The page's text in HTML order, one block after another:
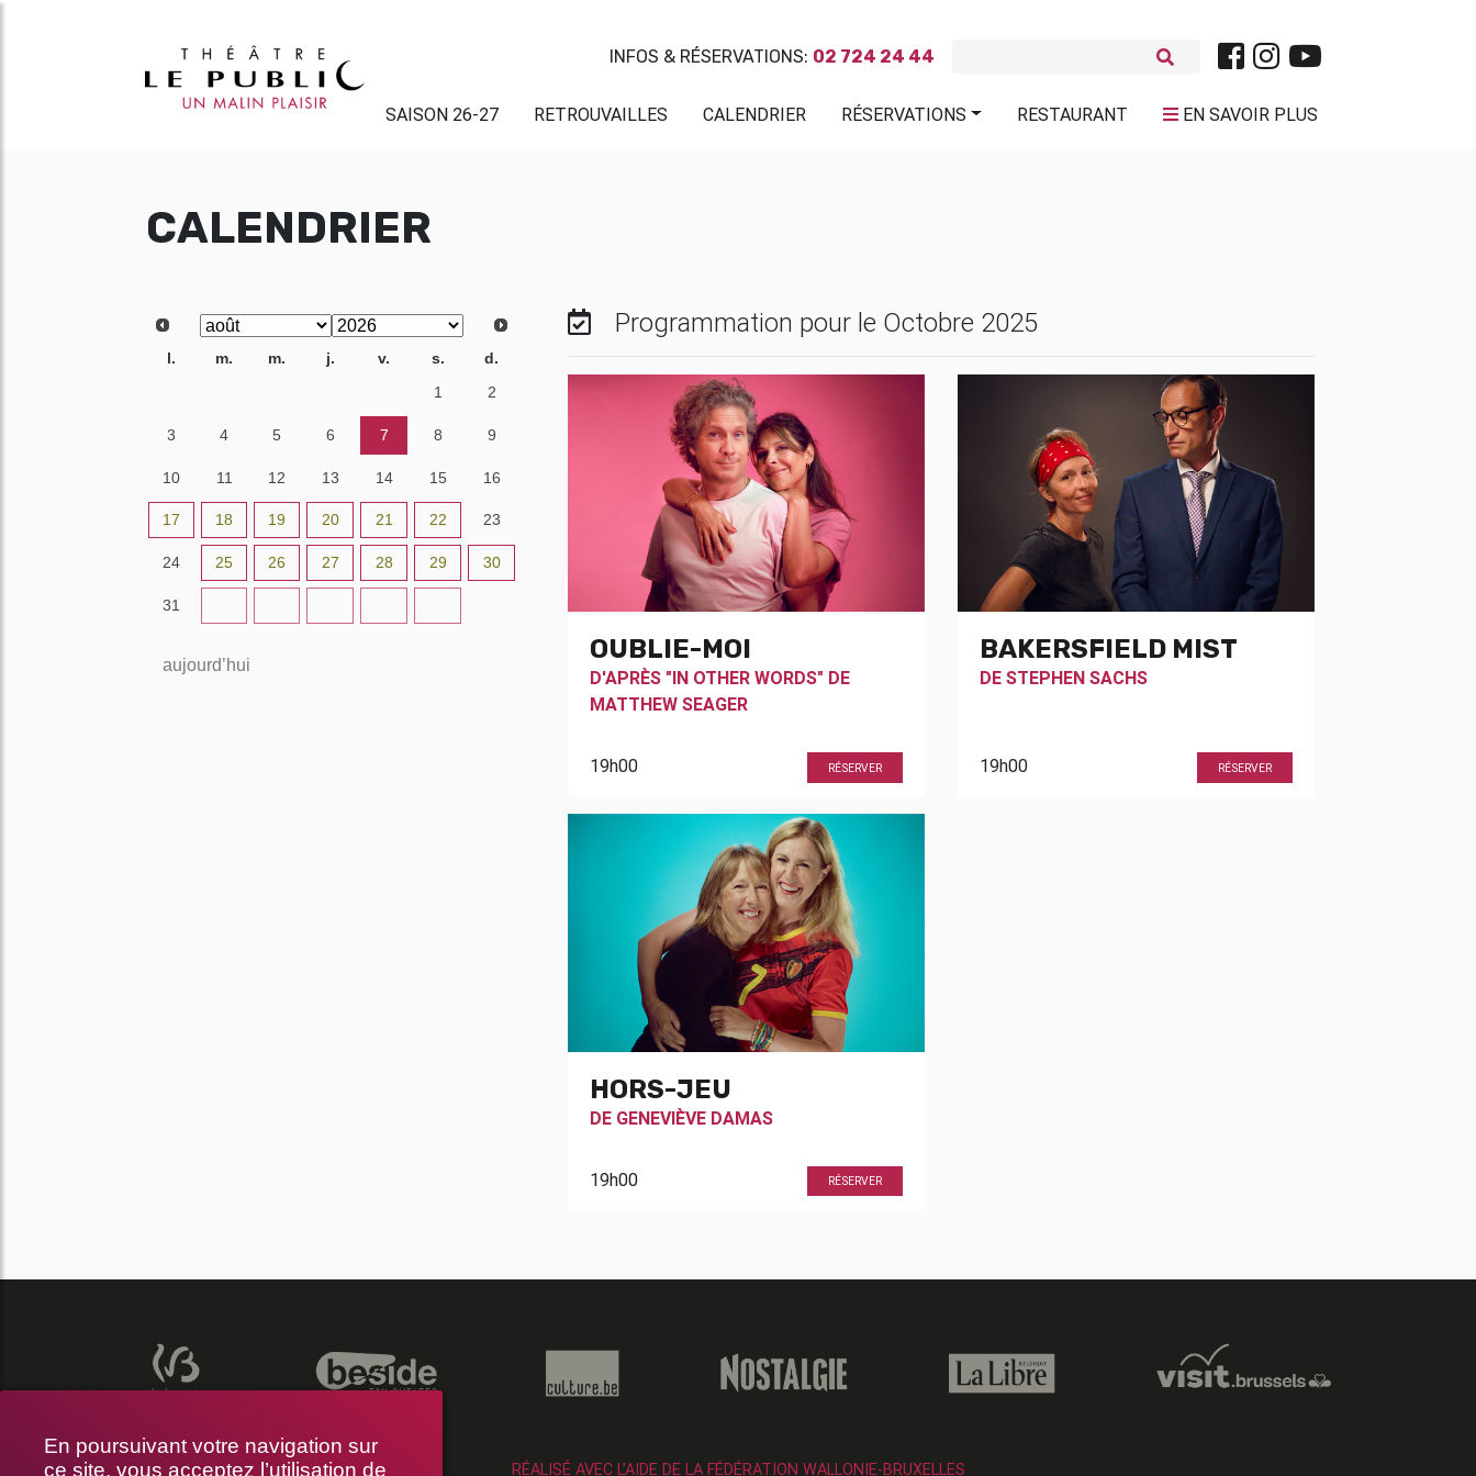
En poursuivant votre navigation sur
ce site, vous acceptez l’utilisation de
INFOS & RÉSERVATIONS: 02 724 24 44
SAISON 26-27 RETROUVAILLES CALENDRIER RÉSERVATIONS RESTAURANT EN SAVOIR PLUS
CALENDRIER
l. m. m. j. v. s.
d.
1 2
3 4 5 6 7 8 9
10 11 12 13 14 15 16
17 18 19 20 21 22 23
24 25 26 27 28 29 30
31
aujourd’hui
Programmation pour le Octobre 2025
OUBLIE-MOI
D'APRÈS "IN OTHER WORDS" DE
MATTHEW SEAGER
19h00 RÉSERVER
BAKERSFIELD MIST
DE STEPHEN SACHS
19h00 RÉSERVER
HORS-JEU
DE GENEVIÈVE DAMAS
19h00 RÉSERVER
RÉALISÉ AVEC L’AIDE DE LA FÉDÉRATION WALLONIE-BRUXELLES